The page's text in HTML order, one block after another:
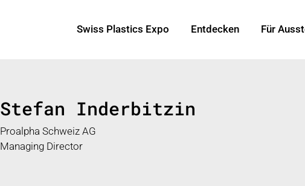
Swiss Plastics Expo Entdecken Für
Stefan Inderbitzin
Proalpha Schweiz AG
Managing Director